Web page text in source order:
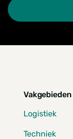
Vakgebieden
Logistiek
Techniek